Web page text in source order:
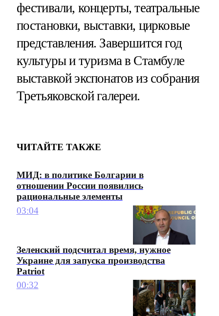
фестивали, концерты, театральные
постановки, выставки, цирковые
представления. Завершится год
культуры и туризма в Стамбуле
выставкой экспонатов из собрания
Третьяковской галереи.
ЧИТАЙТЕ ТАКЖЕ
МИД: в политике Болгарии в
отношении России появились
рациональные элементы
03:04
Зеленский подсчитал время, нужное
Украине для запуска производства
Patriot
00:32